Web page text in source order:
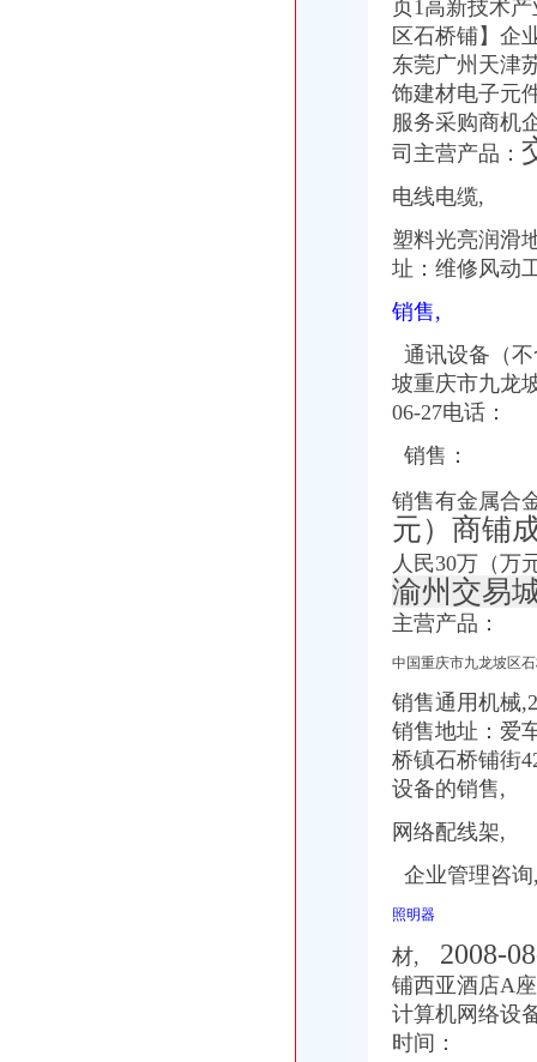
石桥铺公寓出售_石桥铺酒店式公寓二手房出售价格,石桥铺商住两用
重庆石桥铺/陈家坪附近酒店查询_重庆石桥铺/陈家坪附近宾馆预订
页1高新技术
区石桥铺】企
东莞广州天津
饰建材电子元
服务采购商机
司主营产品：
电线电缆,
塑料光亮润滑
址：维修风动
销售,
通讯设备（
坡重庆市九龙
06-27电话：
销售：
销售有金属合
元）商铺
人民30万（万
渝州交易
主营产品：
中国重庆市九龙坡区
销售通用机械
销售地址：爱
桥镇石桥铺街
设备的销售,
网络配线架,
企业管理咨
照明器
材, 2008-
铺西亚酒店A
计算机网络设
时间：